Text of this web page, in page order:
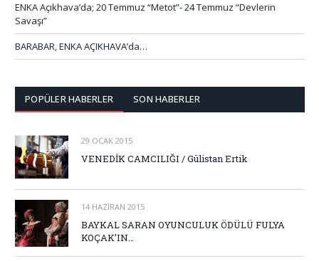
ENKA Açıkhava’da; 20 Temmuz “Metot”- 24 Temmuz “Devlerin
Savaşı”
BARABAR, ENKA AÇIKHAVA’da…
POPÜLER HABERLER SON HABERLER
29 OCAK 2015
VENEDİK CAMCILIĞI / Gülistan Ertik
14 HAZIRAN 2015
BAYKAL SARAN OYUNCULUK ÖDÜLÜ FULYA
KOÇAK’IN…